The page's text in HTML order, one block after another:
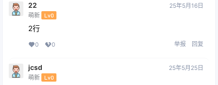
22
萌新 Lv0
25年5月16日
2行
0 0 举报 回复
jcsd
萌新 Lv0
25年5月25日